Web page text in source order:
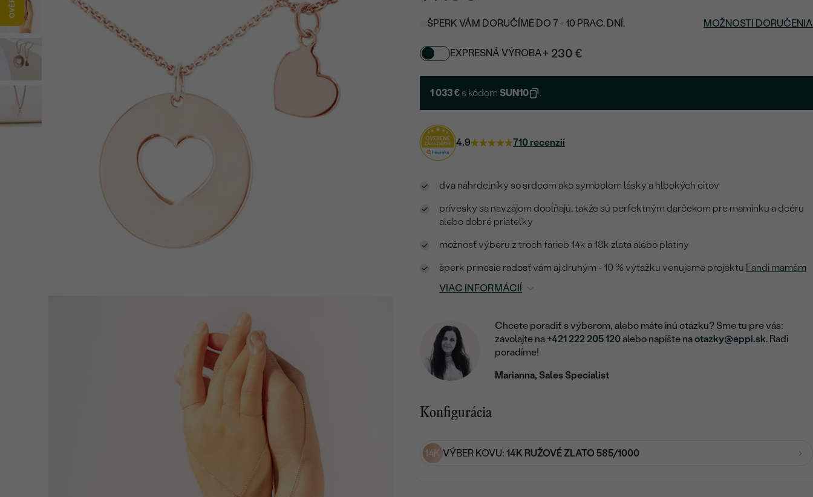
ŠPERK VÁM DORUČÍME DO 7 - 10 PRAC. DNÍ. MOŽNOSTI DORUČENIA
EXPRESNÁ VÝROBA+ 230 €
1 033 € s kódomSUN10 .
4.9 710 recenzií
dva náhrdelníky so srdcom ako symbolom lásky a hlbokých citov
prívesky sa navzájom dopĺňajú, takže sú perfektným darčekom pre maminku a dcéru
alebo dobré priateľky
možnosť výberu z troch farieb 14k a 18k zlata alebo platiny
šperk prinesie radosť vám aj druhým - 10 % výťažku venujeme projektu Fandi mamám
VIAC INFORMÁCIÍ
Chcete poradiť s výberom, alebo máte inú otázku? Sme tu pre vás:
zavolajte na +421 222 205 120alebo napíšte naotazky@eppi.sk. Radi
poradíme!
Marianna, Sales Specialist
Konfigurácia
14K VÝBER KOVU: 14K RUŽOVÉ ZLATO 585/1000